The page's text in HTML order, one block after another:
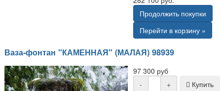
Продолжить покупки
Перейти в корзину »
Ваза-фонтан "КАМЕННАЯ" (МАЛАЯ) 98939
97 300 руб
-
+
Купить